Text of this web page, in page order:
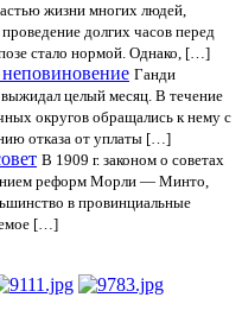
жизни многих людей,
долгих часов перед
стало нормой. Однако, […]
Ганди
целый месяц. В течение
округов обращались к нему с
отказа от уплаты […]
В 1909 г. законом о советах
реформ Морли — Минто,
в провинциальные
[…]